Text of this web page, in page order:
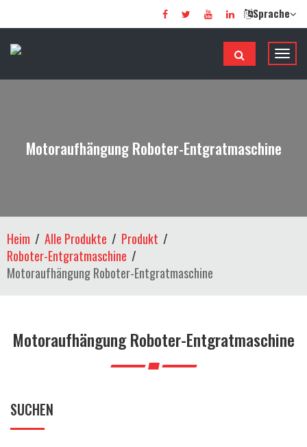
Sprache
N
t
Motoraufhängung Roboter-Entgratmaschine
Heim Alle Produkte
Produkt
Roboter-Entgratmaschine
Motoraufhängung Roboter-Entgratmaschine
Motoraufhängung Roboter-Entgratmaschine
SUCHEN